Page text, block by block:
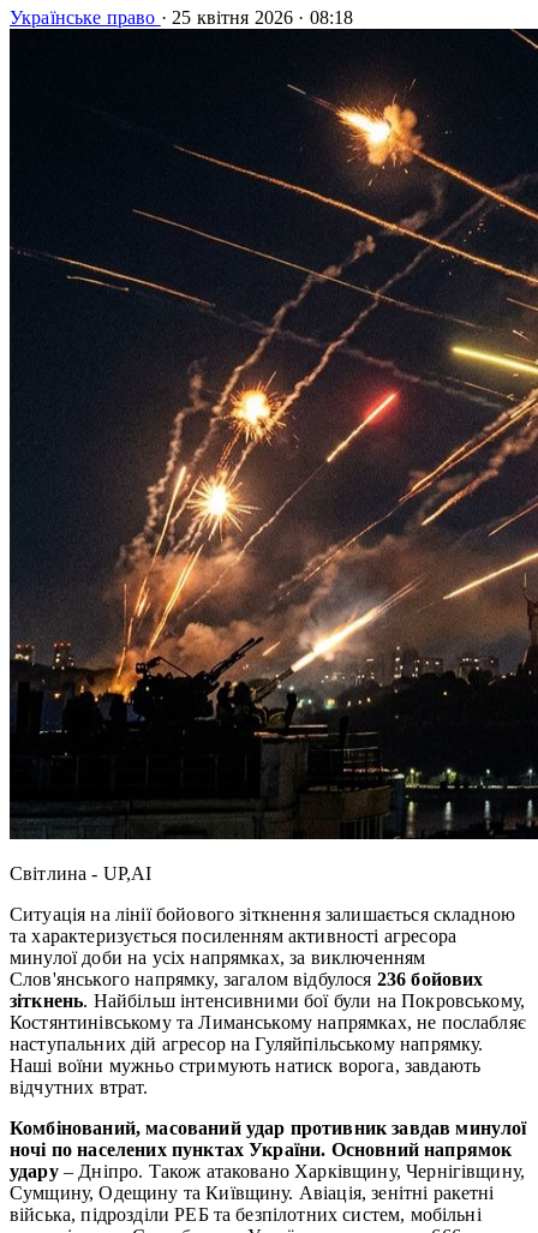
Українське право · 25 квітня 2026 · 08:18
Світлина - UP,AI
Ситуація на лінії бойового зіткнення залишається складною
та характеризується посиленням активності агресора
минулої доби на усіх напрямках, за виключенням
Слов'янського напрямку, загалом відбулося 236 бойових
зіткнень. Найбільш інтенсивними бої були на Покровському,
Костянтинівському та Лиманському напрямках, не послабляє
наступальних дій агресор на Гуляйпільському напрямку.
Наші воїни мужньо стримують натиск ворога, завдають
відчутних втрат.
Комбінований, масований удар противник завдав минулої
ночі по населених пунктах України. Основний напрямок
удару– Дніпро. Також атаковано Харківщину, Чернігівщину,
Сумщину, Одещину та Київщину. Авіація, зенітні ракетні
війська, підрозділи РЕБ та безпілотних систем, мобільні